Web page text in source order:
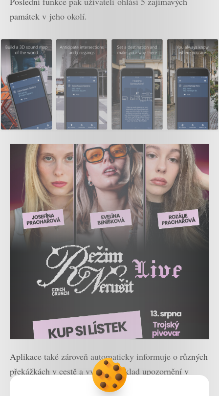
památek v jeho okolí.
Aplikace také zároveň automaticky informuje o různých
překážkách v cestě a vyšle například upozornění v
případě, že se nevidomý uživatel blíží ke křižovatce